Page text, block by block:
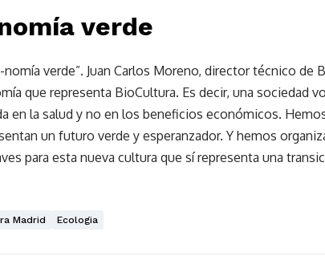
verde
verde”. Juan Carlos Moreno, director técnico de
que representa BioCultura. Es decir, una sociedad
en la salud y no en los beneficios económicos.
un futuro verde y esperanzador. Y hemos
para esta nueva cultura que sí representa una
Madrid Ecologia